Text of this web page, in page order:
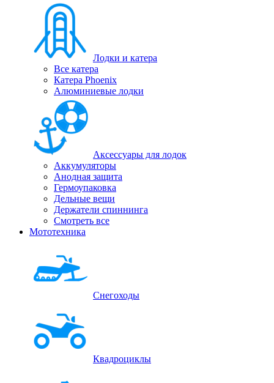
Лодки и катера
Все катера
Катера Phoenix
Алюминиевые лодки
Аксессуары для лодок
Аккумуляторы
Анодная защита
Гермоупаковка
Дельные вещи
Держатели спиннинга
Смотреть все
Мототехника
Снегоходы
Квадроциклы